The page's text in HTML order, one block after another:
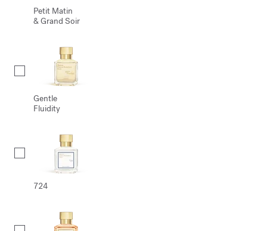
Petit Matin
& Grand Soir
Gentle
Fluidity
724